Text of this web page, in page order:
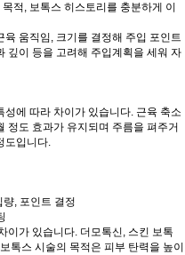
적, 보톡스 히스토리를 충분하게 이
움직임, 크기를 결정해 주입 포인트
깊이 등을 고려해 주입계획을 세워 자
성에 따라 차이가 있습니다. 근육 축소
정도 효과가 유지되며 주름을 펴주거
도입니다.
, 포인트 결정
이가 있습니다. 더모톡신, 스킨 보톡
톡스 시술의 목적은 피부 탄력을 높이